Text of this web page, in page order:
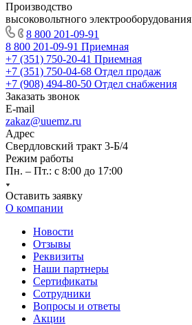
Производство
высоковольтного электрооборудования
8 800 201-09-91
8 800 201-09-91 Приемная
+7 (351) 750-20-41 Приемная
+7 (351) 750-04-68 Отдел продаж
+7 (908) 494-80-50 Отдел снабжения
Заказать звонок
E-mail
zakaz@uuemz.ru
Адрес
Свердловский тракт 3-Б/4
Режим работы
Пн. – Пт.: с 8:00 до 17:00
Оставить заявку
О компании
Новости
Отзывы
Реквизиты
Наши партнеры
Сертификаты
Сотрудники
Вопросы и ответы
Акции